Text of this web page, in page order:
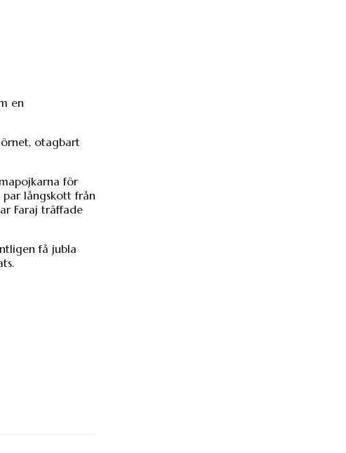
en
otagbart
för
långskott från
Faraj träffade
få jubla